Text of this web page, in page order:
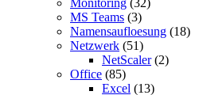
Monitoring (32)
MS Teams (3)
Namensaufloesung (18)
Netzwerk (51)
NetScaler(2)
Office (85)
Excel (13)